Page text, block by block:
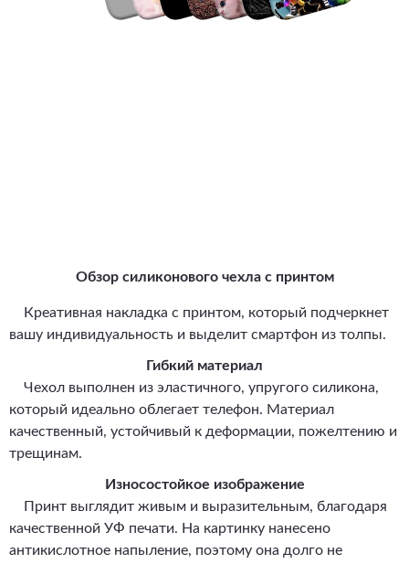
Обзор силиконового чехла с принтом
Креативная накладка с принтом, который подчеркнет
вашу индивидуальность и выделит смартфон из толпы.
Гибкий материал
Чехол выполнен из эластичного, упругого силикона,
который идеально облегает телефон. Материал
качественный, устойчивый к деформации, пожелтению и
трещинам.
Износостойкое изображение
Принт выглядит живым и выразительным, благодаря
качественной УФ печати. На картинку нанесено
антикислотное напыление, поэтому она долго не